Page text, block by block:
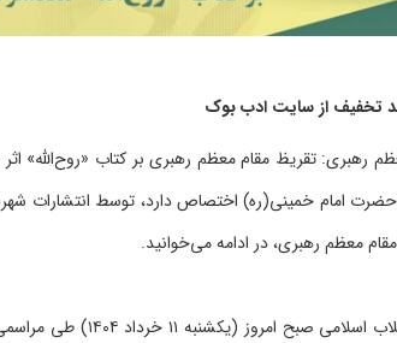
رهبری: تقریظ مقام معظم رهبری بر کتاب «روح‌الله»
امام خمینی(ره) اختصاص دارد، توسط انتشارات
معظم رهبری، در ادامه می‌خوانید.
در چهارمین پاسداشت هنر و